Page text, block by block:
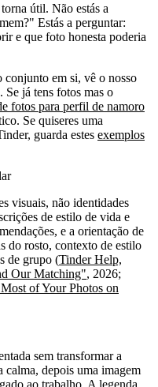
útil. Não estás a
Estás a perguntar:
e que foto honesta poderia
conjunto em si, vê o nosso
. Se já tens fotos mas o
fotos para perfil de namoro
Se quiseres uma
guarda estes exemplos
visuais, não identidades
de estilo de vida e
e a orientação de
do rosto, contexto de estilo
de grupo (Tinder Help,
Our Matching", 2026;
of Your Photos on
sem transformar a
depois uma imagem
ao trabalho. A legenda